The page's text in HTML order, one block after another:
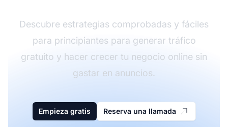
Descubre estrategias comprobadas y fáciles
para principiantes para generar tráfico
gratuito y hacer crecer tu negocio online sin
gastar en anuncios.
Empieza gratis Reserva una llamada